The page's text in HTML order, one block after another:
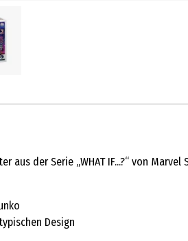
aus der Serie „WHAT IF...?“ von
Design